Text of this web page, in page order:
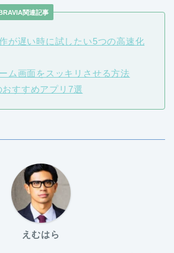
関連記事
が遅い時に試したい5つの高速化
ム画面をスッキリさせる方法
すすめアプリ7選
えむはら